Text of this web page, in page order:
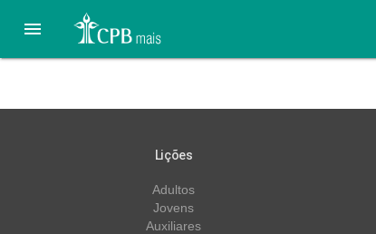

Lições
Adultos
Jovens
Auxiliares